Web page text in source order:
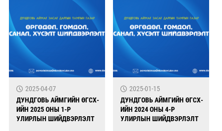
2025-04-07
ДУНДГОВЬ АЙМГИЙН ӨГСХ-
ИЙН 2025 ОНЫ 1-Р
УЛИРЛЫН ШИЙДВЭРЛЭЛТ
2025-01-15
ДУНДГОВЬ АЙМГИЙН ӨГСХ-
ИЙН 2024 ОНЫ 4-Р
УЛИРЛЫН ШИЙДВЭРЛЭЛТ